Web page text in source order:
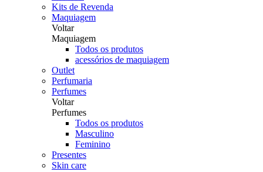
Kits de Revenda
Maquiagem
Voltar
Maquiagem
Todos os produtos
acessórios de maquiagem
Outlet
Perfumaria
Perfumes
Voltar
Perfumes
Todos os produtos
Masculino
Feminino
Presentes
Skin care